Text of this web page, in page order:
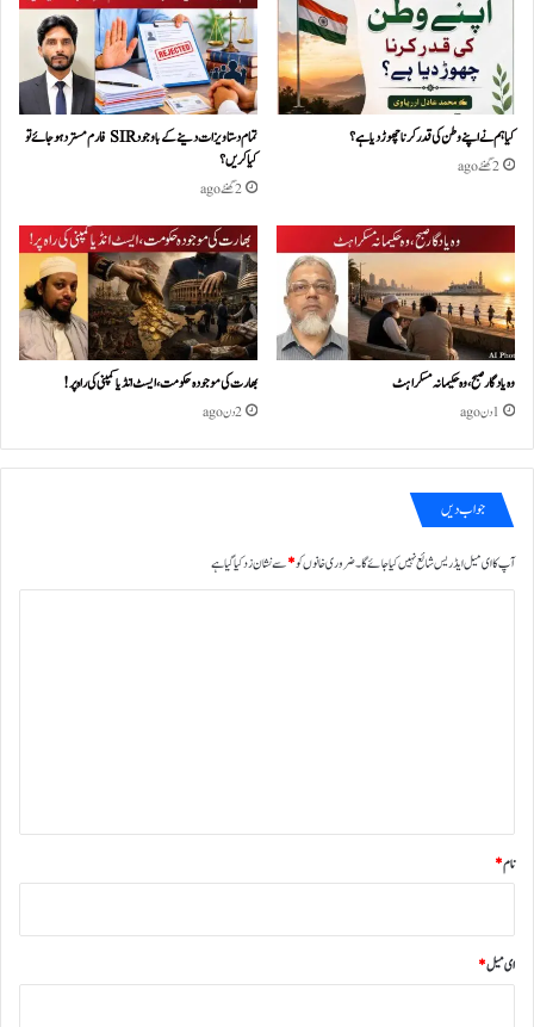
کیا ہم نے اپنے وطن کی قدر کرنا چھوڑ دیا ہے؟
2 گھنٹے ago
تمام دستاویزات دینے کے باوجود SIR فارم مسترد ہو جائے تو
کیا کریں؟
2 گھنٹے ago
وہ یادگار صبح، وہ حکیمانہ مسکراہٹ
1 دن ago
بھارت کی موجودہ حکومت،ایسٹ انڈیا کمپنی کی راہ پر!
2 دن ago
جواب دیں
آپ کا ای میل ایڈریس شائع نہیں کیا جائے گا۔ضروری خانوں کو*سے نشان زد کیا گیا ہے
نام*
ای میل*